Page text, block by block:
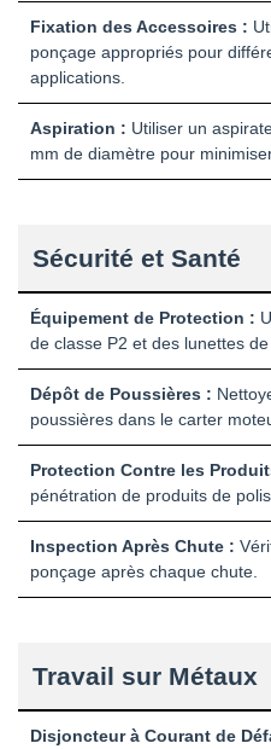
Fixation des Accessoires :
ponçage appropriés pour
applications.
Aspiration : Utiliser un
mm de diamètre pour
Sécurité et Santé
Équipement de Protection :
de classe P2 et des lunettes de
Dépôt de Poussières :
poussières dans le carter
Protection Contre les
pénétration de produits de
Inspection Après Chute :
ponçage après chaque chute.
Travail sur Métaux
Disjoncteur à Courant de